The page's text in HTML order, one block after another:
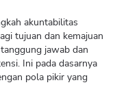
akuntabilitas
tujuan dan kemajuan
jawab dan
Ini pada dasarnya
pola pikir yang